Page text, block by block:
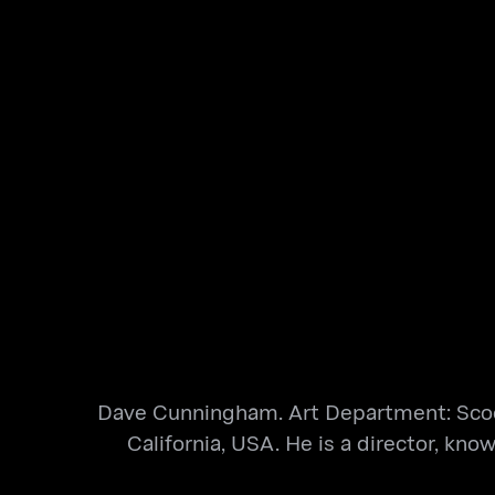
Dave Cunningham. Art Department:
California, USA. He is a director,